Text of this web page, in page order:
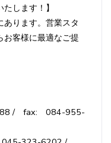
します！】
ります。営業スタ
お客様に最適なご提
/ fax: 084-955-